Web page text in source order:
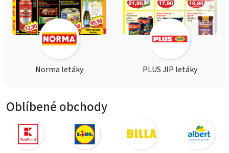
Norma letáky PLUS JIP letáky
Oblíbené obchody